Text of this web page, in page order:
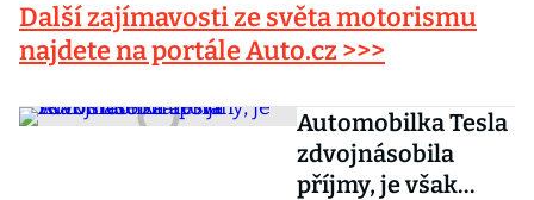
Další zajímavosti ze světa motorismu
najdete na portále Auto.cz >>>
Automobilka Tesla
zdvojnásobila
příjmy, je však